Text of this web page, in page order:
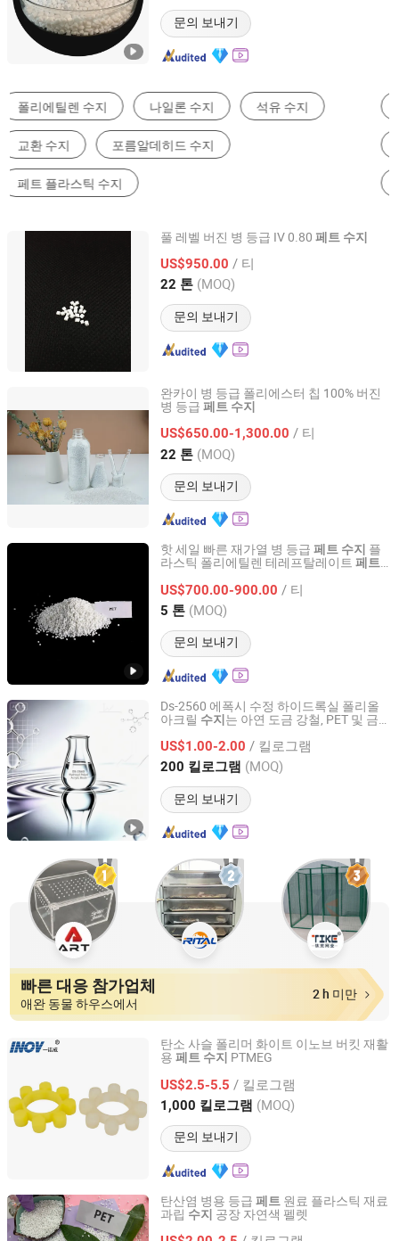
문의 보내기
플라스틱 원료 폴리머&수지
플라스틱 마스터 배치 플라스틱 첨가제
신형화학공업 재료
풀 레벨 버진 병 등급 IV 0.80 페트 수지
US$950.00 / 티
22 톤 (MOQ)
문의 보내기
Zibo Aiheng New Material Co., Ltd.
Shandong, China 이후 2022
완카이 병 등급 폴리에스터 칩 100% 버진
병 등급 페트 수지
US$650.00-1,300.00 / 티
22 톤 (MOQ)
문의 보내기
Haining Qiruite Photoelectric Co., Ltd.
Zhejiang, China 이후 2010
핫 세일 빠른 재가열 병 등급 페트 수지 플
라스틱 폴리에틸렌 테레프탈레이트 페트
US$700.00-900.00 / 티
5 톤 (MOQ)
문의 보내기
Hebei Yingye New Energy Technology Co., Ltd
Hebei, China 이후 2024
Ds-2560 에폭시 수정 하이드록실 폴리올
아크릴 수지는 아연 도금 강철, PET 및 금속
습니다
US$1.00-2.00 / 킬로그램
200 킬로그램 (MOQ)
문의 보내기
Jiangsu Suze New Materials Co., Ltd.
Jiangsu, China 이후 2022
빠른 대응 참가업체
애완 동물 하우스에서
2 h 미만
탄소 사슬 폴리머 화이트 이노브 버킷 재활
용 페트 수지 PTMEG
US$2.5-5.5 / 킬로그램
1,000 킬로그램 (MOQ)
문의 보내기
SHANDONG INOV POLYURETHANE CO., LTD.
Shandong, China 이후 2021
탄산염 병용 등급 페트 원료 플라스틱 재료
과립 수지 공장 자연색 펠렛
Ningbo Qingteng Plastic Co., Ltd